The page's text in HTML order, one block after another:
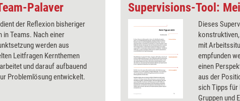
Palaver
der Reflexion bisheriger
in Teams. Nach einer
werden aus
Leitfragen Kernthemen
und darauf aufbauend
Problemlösung entwickelt.
Supervisions-Tool:
Dieses
mit
empfunden
einen
aus der
sich Tipps für
Gruppen und